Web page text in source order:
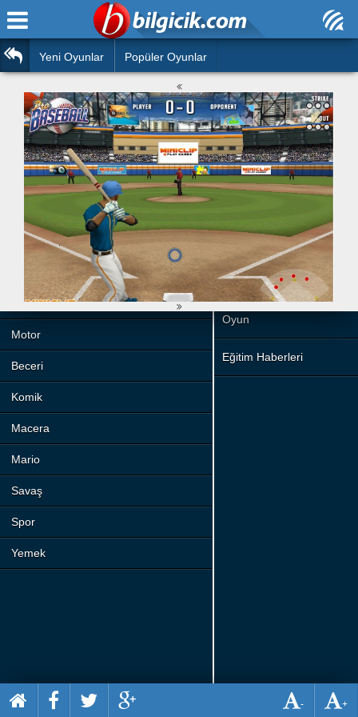
Araba
Barbie
Boyama
Futbol
Angry Birds
Basketbol
Motor
Beceri
Komik
Macera
Mario
Savaş
Spor
Yemek
Ana Sayfa
Bilmeceler
Bulmacalar
Deyimler
Hızlı Okuma Testi
Hesaplamalar
Oyun
Eğitim Haberleri
Yeni Oyunlar Popüler Oyunlar
+
-